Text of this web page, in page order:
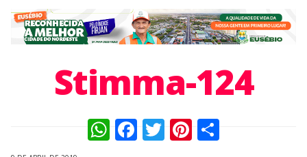
Stimma-124
WhatsApp
Facebook
TwitterPinterest